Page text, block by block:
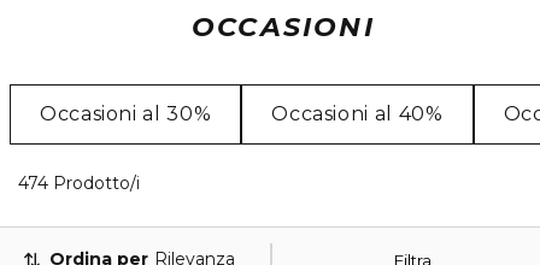
OCCASIONI
Occasioni al 30% Occasioni al 40%
474 Prodotto/i
Filtra
Ordina per Rilevanza